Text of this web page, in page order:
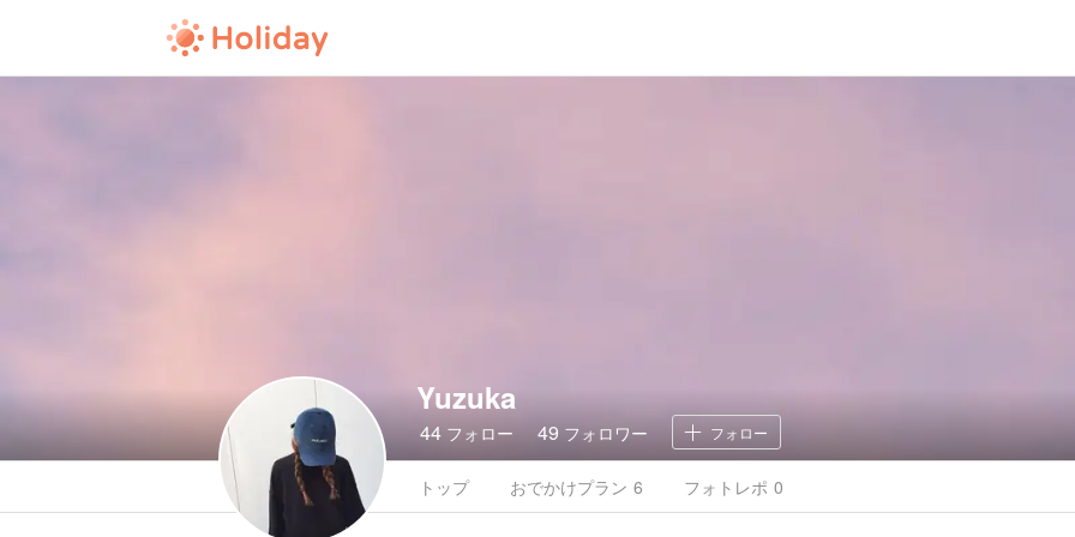
Yuzuka
44 フォロー 49 フォロワー フォロー
トップ おでかけプラン 6 フォトレポ 0